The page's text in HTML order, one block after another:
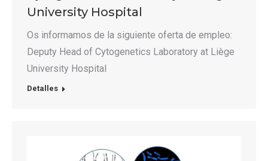
University Hospital
Os informamos de la siguiente oferta de empleo:
Deputy Head of Cytogenetics Laboratory at Liège
University Hospital
Detalles